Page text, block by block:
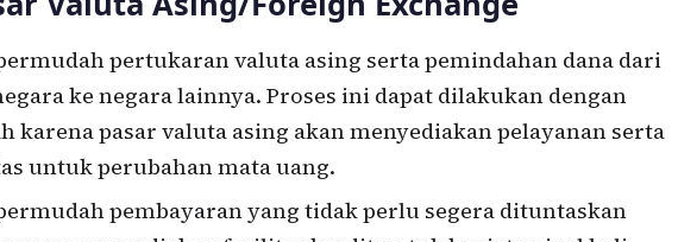
pertukaran valuta asing serta pemindahan dana dari
ke negara lainnya. Proses ini dapat dilakukan dengan
karena pasar valuta asing akan menyediakan pelayanan serta
untuk perubahan mata uang.
pembayaran yang tidak perlu segera dituntaskan